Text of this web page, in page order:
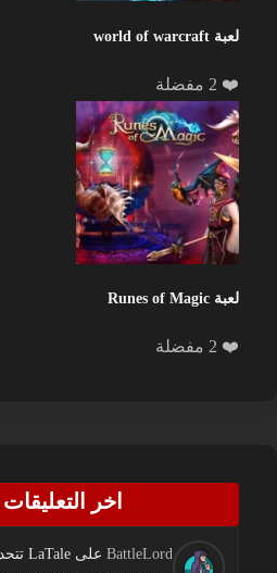
لعبة world of warcraft
❤️ 2 مفضلة
لعبة Runes of Magic
❤️ 2 مفضلة
اخر التعليقات
BattleLord على